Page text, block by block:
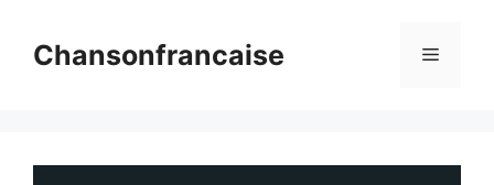
contenuChansonfrancaise Menu